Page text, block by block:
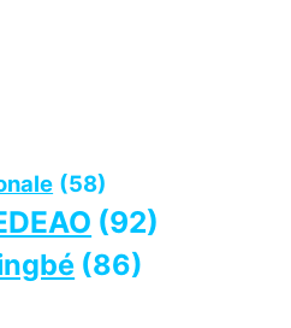
(58)
(92)
(86)